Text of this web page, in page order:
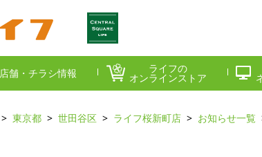
店舗・チラシ情報
ライフの
オンラインストア
東京都 世田谷区 ライフ桜新町店 お知らせ一覧